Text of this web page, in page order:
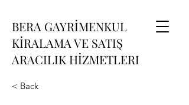
BERA GAYRİMENKUL
KİRALAMA VE SATIŞ
ARACILIK HİZMETLERI
< Back